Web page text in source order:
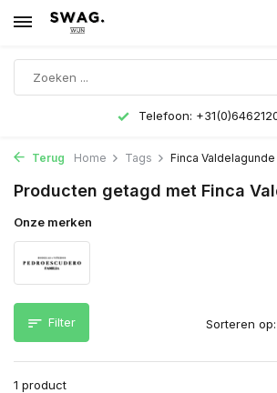
Telefoon:
Terug Home Tags Finca Valdelagunde
Producten getagd met Finca
Onze merken
Filter
1 product
Sorteren op: